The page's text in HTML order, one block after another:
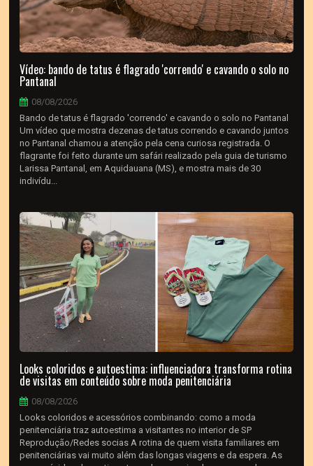
Vídeo: bando de tatus é flagrado 'correndo' e cavando o solo no
Pantanal
08/08/2026
Bando de tatus é flagrado 'correndo' e cavando o solo no Pantanal
Um vídeo que mostra dezenas de tatus correndo e cavando juntos
no Pantanal chamou a atenção pela cena curiosa registrada. O
flagrante foi feito durante um safári realizado pela guia de turismo
Larissa Pantanal, em Aquidauana (MS), e mostra mais de 30
indivídu...
Looks coloridos e autoestima: influenciadora transforma rotina
de visitas em conteúdo sobre moda penitenciária
08/08/2026
Looks coloridos e acessórios combinando: como a moda
penitenciária traz autoestima a visitantes no interior de SP
Reprodução/Redes socias A rotina de quem visita familiares em
penitenciárias vai muito além das longas viagens e da espera. As